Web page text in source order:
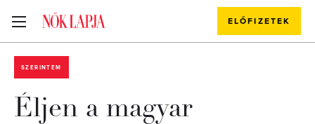
ELŐFIZETEK
SZERINTEM
Éljen a magyar